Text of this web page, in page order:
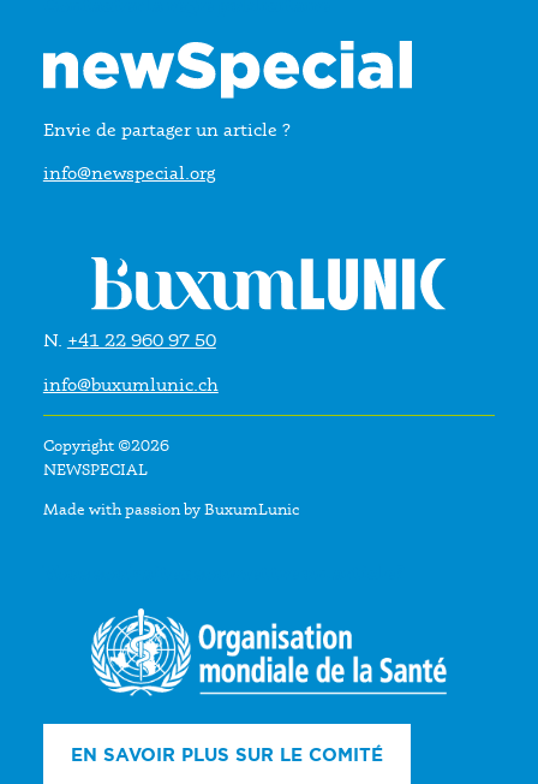
Envie de partager un article ?
info@newspecial.org
N. +41 22 960 97 50
info@buxumlunic.ch
Copyright ©2026
NEWSPECIAL
Made with passion by BuxumLunic
EN SAVOIR PLUS SUR LE COMITÉ